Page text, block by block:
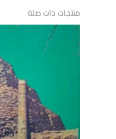
منتجات ذات صلة